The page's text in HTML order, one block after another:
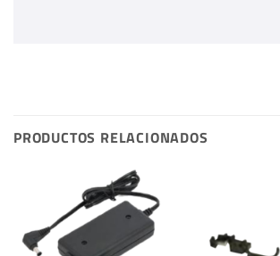
PRODUCTOS RELACIONADOS